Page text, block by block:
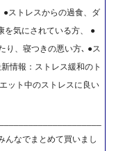
●ストレスからの過食、ダ
を気にされている方、 ●
り、寝つきの悪い方､ ●ス
情報：ストレス緩和のト
ット中のストレスに良い
んなでまとめて買いまし